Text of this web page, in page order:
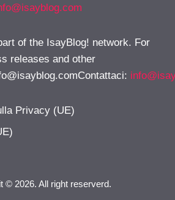
of the IsayBlog! network. For
releases and other
:
Privacy (UE)
© 2026. All right reserverd.